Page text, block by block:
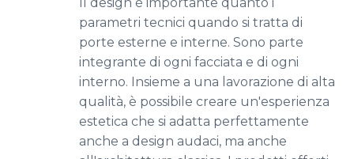
parametri tecnici quando si tratta di
porte esterne e interne. Sono parte
integrante di ogni facciata e di ogni
interno. Insieme a una lavorazione di alta
qualità, è possibile creare un'esperienza
estetica che si adatta perfettamente
anche a design audaci, ma anche